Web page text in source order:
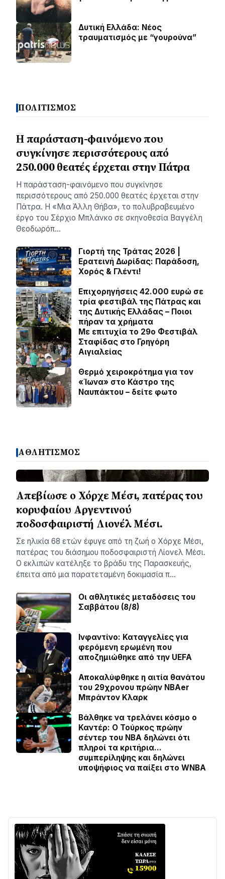
Δυτική Ελλάδα: Νέος
τραυματισμός με “γουρούνα”
ΠΟΛΙΤΙΣΜΟΣ
Η παράσταση-φαινόμενο που
συγκίνησε περισσότερους από
250.000 θεατές έρχεται στην Πάτρα
Η παράσταση-φαινόμενο που συγκίνησε
περισσότερους από 250.000 θεατές έρχεται στην
Πάτρα. Η «Μια Άλλη Θήβα», το πολυβραβευμένο
έργο του Σέρχιο Μπλάνκο σε σκηνοθεσία Βαγγέλη
Θεοδωρόπ…
Γιορτή της Τράτας 2026 |
Ερατεινή Δωρίδας: Παράδοση,
Χορός & Γλέντι!
Επιχορηγήσεις 42.000 ευρώ σε
τρία φεστιβάλ της Πάτρας και
της Δυτικής Ελλάδας – Ποιοι
πήραν τα χρήματα
Με επιτυχία το 29ο Φεστιβάλ
Σταφίδας στο Γρηγόρη
Aιγιαλείας
Θερμό χειροκρότημα για τον
«Ίωνα» στο Κάστρο της
Ναυπάκτου – δείτε φωτο
ΑΘΛΗΤΙΣΜΟΣ
Απεβίωσε ο Χόρχε Μέσι, πατέρας του
κορυφαίου Αργεντινού
ποδοσφαιριστή Λιονέλ Μέσι.
Σε ηλικία 68 ετών έφυγε από τη ζωή ο Χόρχε Μέσι,
πατέρας του διάσημου ποδοσφαιριστή Λίονελ Μέσι.
Ο εκλιπών κατέληξε το βράδυ της Παρασκευής,
έπειτα από μια παρατεταμένη δοκιμασία π…
Οι αθλητικές μεταδόσεις του
Σαββάτου (8/8)
Ινφαντίνο: Καταγγελίες για
φερόμενη ερωμένη που
αποζημιώθηκε από την UEFA
Αποκαλύφθηκε η αιτία θανάτου
του 29χρονου πρώην NBAer
Μπράντον Κλαρκ
Βάλθηκε να τρελάνει κόσμο ο
Καντέρ: Ο Τούρκος πρώην
σέντερ του NBA δηλώνει ότι
πληροί τα κριτήρια…
συμπερίληψης και δηλώνει
υποψήφιος να παίξει στο WNBA